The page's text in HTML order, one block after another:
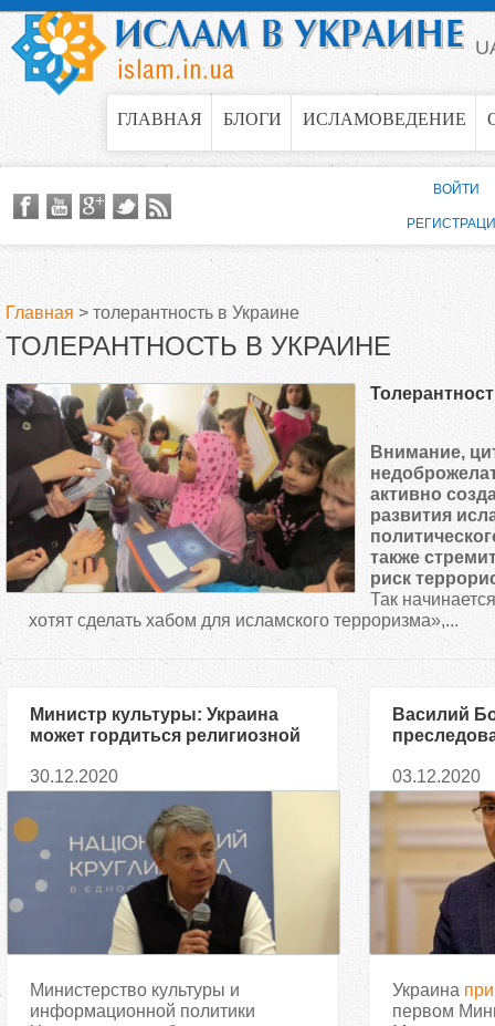
Jump to navigation
ГЛАВНАЯ БЛОГИ ИСЛАМОВЕДЕНИЕ
В
ы
д
е
ь
Главная > толерантность в Украине
ТОЛЕРАНТНОСТЬ В УКРАИНЕ
Внимание,
активно
развития
также
риск
Так
хотят сделать хабом для исламского терроризма»,...
Министр культуры: Украина
может гордиться религиозной
30.12.2020
Министерство культуры и
информационной политики
Василий
ПЦУ —
на
03.12.2020
Украина
первом
ВОЙТИ